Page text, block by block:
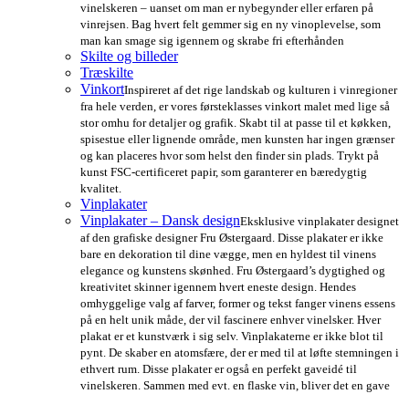
vinelskeren – uanset om man er nybegynder eller erfaren på
vinrejsen. Bag hvert felt gemmer sig en ny vinoplevelse, som
man kan smage sig igennem og skrabe fri efterhånden
Skilte og billeder
Træskilte
VinkortInspireret af det rige landskab og kulturen i vinregioner
fra hele verden, er vores førsteklasses vinkort malet med lige så
stor omhu for detaljer og grafik. Skabt til at passe til et køkken,
spisestue eller lignende område, men kunsten har ingen grænser
og kan placeres hvor som helst den finder sin plads. Trykt på
kunst FSC-certificeret papir, som garanterer en bæredygtig
kvalitet.
Vinplakater
Vinplakater – Dansk designEksklusive vinplakater designet
af den grafiske designer Fru Østergaard. Disse plakater er ikke
bare en dekoration til dine vægge, men en hyldest til vinens
elegance og kunstens skønhed. Fru Østergaard’s dygtighed og
kreativitet skinner igennem hvert eneste design. Hendes
omhyggelige valg af farver, former og tekst fanger vinens essens
på en helt unik måde, der vil fascinere enhver vinelsker. Hver
plakat er et kunstværk i sig selv. Vinplakaterne er ikke blot til
pynt. De skaber en atomsfære, der er med til at løfte stemningen i
ethvert rum. Disse plakater er også en perfekt gaveidé til
vinelskeren. Sammen med evt. en flaske vin, bliver det en gave